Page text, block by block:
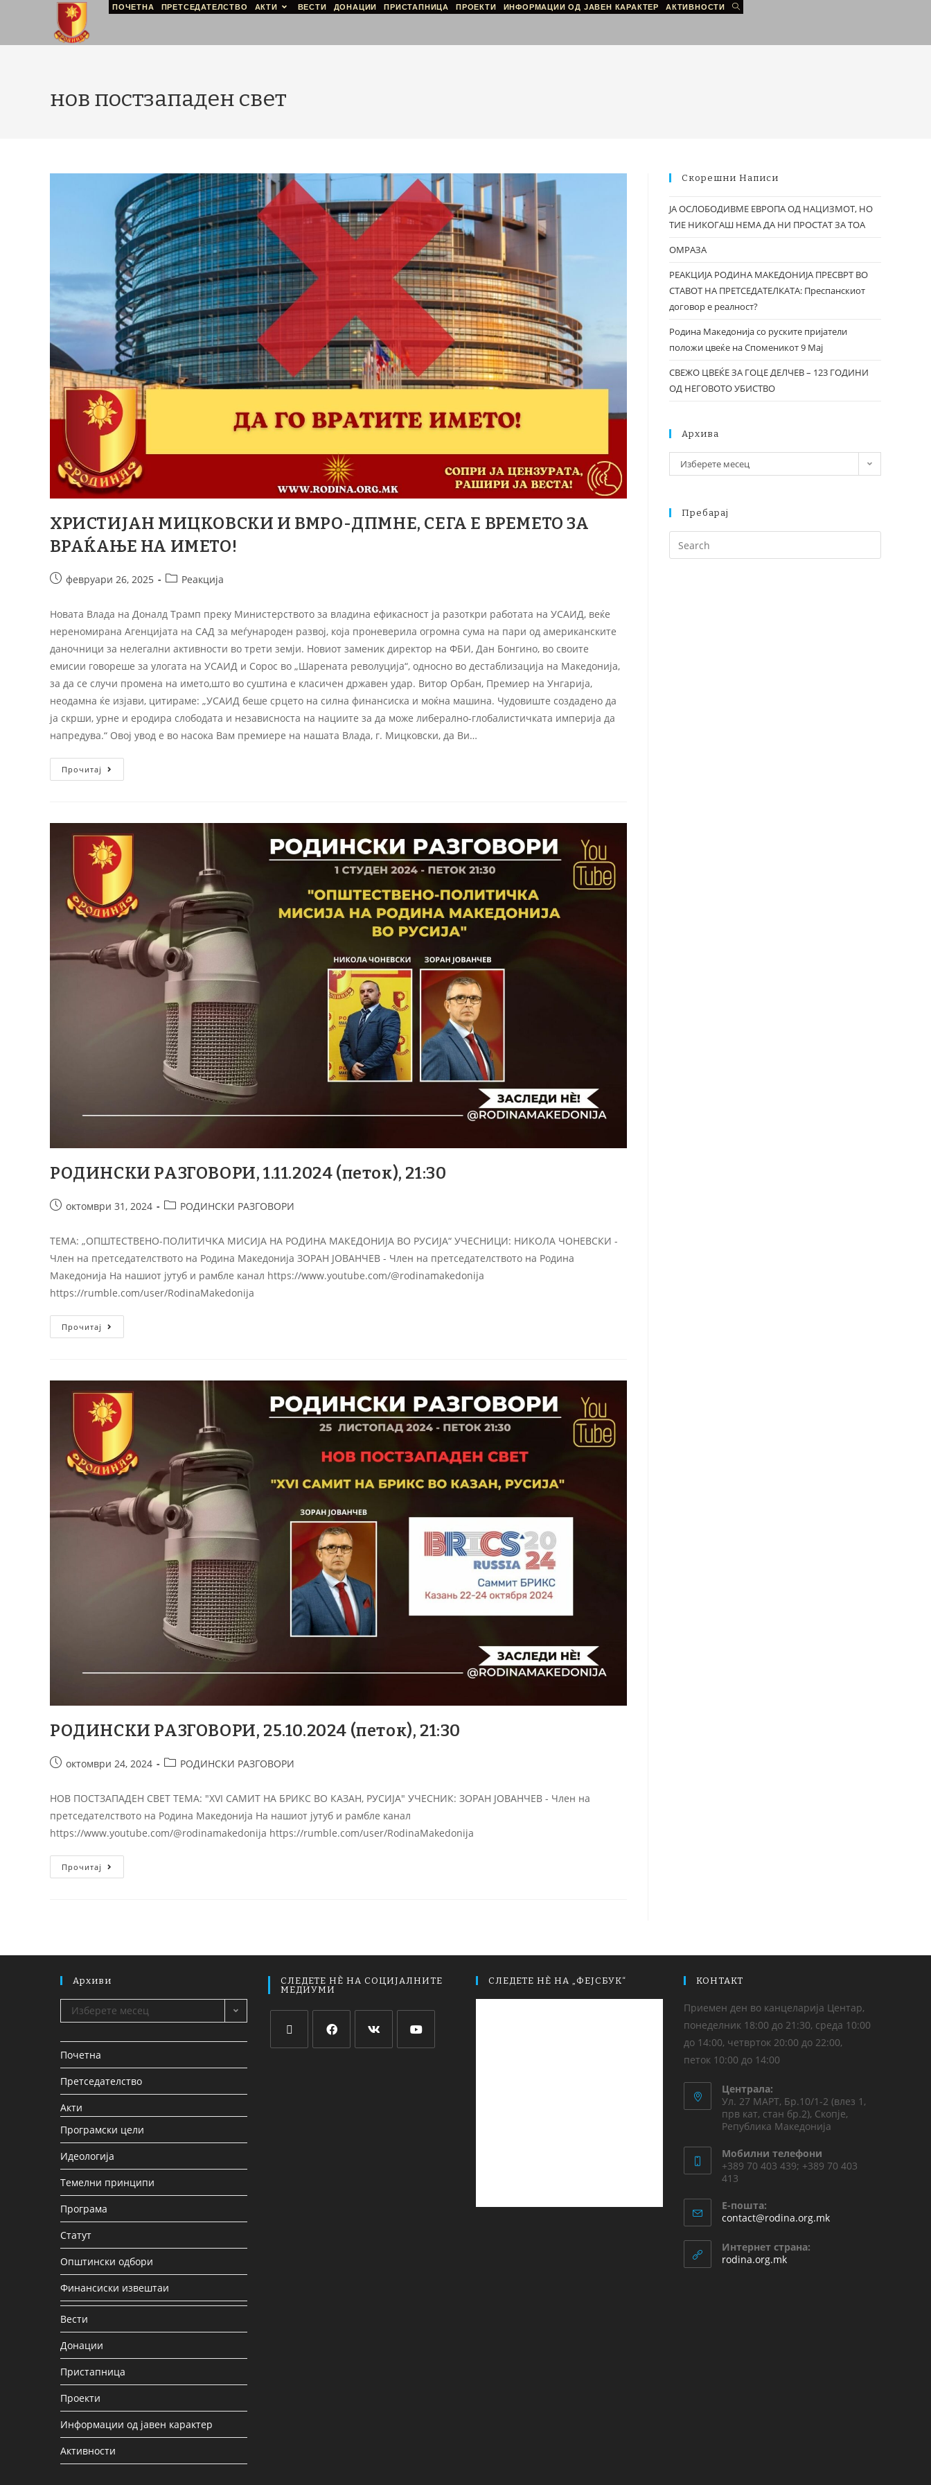
ПОЧЕТНА ПРЕТСЕДАТЕЛСТВО АКТИ ВЕСТИ ДОНАЦИИ ПРИСТАПНИЦА ПРОЕКТИ ИНФОРМАЦИИ ОД ЈАВЕН КАРАКТЕР АКТИВНОСТИ
нов постзападен свет
ХРИСТИЈАН МИЦКОВСКИ И ВМРО-ДПМНЕ, СЕГА Е ВРЕМЕТО ЗА
ВРАЌАЊЕ НА ИМЕТО!
февруари 26, 2025 Реакција
Новата Влада на Доналд Трамп преку Министерството за владина ефикасност ја разоткри работата на УСАИД, веќе
нереномирана Агенцијата на САД за меѓународен развој, која проневерила огромна сума на пари од американските
даночници за нелегални активности во трети земји. Новиот заменик директор на ФБИ, Дан Бонгино, во своите
емисии говореше за улогата на УСАИД и Сорос во „Шарената револуција“, односно во дестаблизација на Македонија,
за да се случи промена на името,што во суштина е класичен државен удар. Витор Орбан, Премиер на Унгарија,
неодамна ќе изјави, цитираме: „УСАИД беше срцето на силна финансиска и моќна машина. Чудовиште создадено да
ја скрши, урне и еродира слободата и независноста на нациите за да може либерално-глобалистичката империја да
напредува.“ Овој увод е во насока Вам премиере на нашата Влада, г. Мицковски, да Ви…
Прочитај
РОДИНСКИ РАЗГОВОРИ, 1.11.2024 (петок), 21:30
октомври 31, 2024 РОДИНСКИ РАЗГОВОРИ
ТЕМА: „ОПШТЕСТВЕНО-ПОЛИТИЧКА МИСИЈА НА РОДИНА МАКЕДОНИЈА ВО РУСИЈА“ УЧЕСНИЦИ: НИКОЛА ЧОНЕВСКИ -
Член на претседателството на Родина Македонија ЗОРАН ЈОВАНЧЕВ - Член на претседателството на Родина
Македонија На нашиот јутуб и рамбле канал https://www.youtube.com/@rodinamakedonija
https://rumble.com/user/RodinaMakedonija
Прочитај
РОДИНСКИ РАЗГОВОРИ, 25.10.2024 (петок), 21:30
октомври 24, 2024 РОДИНСКИ РАЗГОВОРИ
НОВ ПОСТЗАПАДЕН СВЕТ ТЕМА: "XVI САМИТ НА БРИКС ВО КАЗАН, РУСИЈА" УЧЕСНИК: ЗОРАН ЈОВАНЧЕВ - Член на
претседателството на Родина Македонија На нашиот јутуб и рамбле канал
https://www.youtube.com/@rodinamakedonija https://rumble.com/user/RodinaMakedonija
Прочитај
Скорешни Написи
ЈА ОСЛОБОДИВМЕ ЕВРОПА ОД НАЦИЗМОТ, НО
ТИЕ НИКОГАШ НЕМА ДА НИ ПРОСТАТ ЗА ТОА
ОМРАЗА
РЕАКЦИЈА РОДИНА МАКЕДОНИЈА ПРЕСВРТ ВО
СТАВОТ НА ПРЕТСЕДАТЕЛКАТА: Преспанскиот
договор е реалност?
Родина Македонија со руските пријатели
положи цвеќе на Споменикот 9 Мај
СВЕЖО ЦВЕЌЕ ЗА ГОЦЕ ДЕЛЧЕВ – 123 ГОДИНИ
ОД НЕГОВОТО УБИСТВО
Архива
Изберете месец
Пребарај
Архиви
Изберете месец
Почетна
Претседателство
Акти
Програмски цели
Идеологија
Темелни принципи
Програма
Статут
Општински одбори
Финансиски извештаи
Вести
Донации
Пристапница
Проекти
Информации од јавен карактер
Активности
СЛЕДЕТЕ НЀ НА СОЦИЈАЛНИТЕ
МЕДИУМИ
СЛЕДЕТЕ НЀ НА „ФЕЈСБУК“ КОНТАКТ
Приемен ден во канцеларија Центар,
понеделник 18:00 до 21:30, среда 10:00
до 14:00, четврток 20:00 до 22:00,
петок 10:00 до 14:00
Централа:
Ул. 27 МАРТ, Бр.10/1-2 (влез 1,
прв кат, стан бр.2), Скопје,
Република Македонија
Мобилни телефони
+389 70 403 439; +389 70 403
413
Е-пошта:
contact@rodina.org.mk
Интернет страна:
rodina.org.mk